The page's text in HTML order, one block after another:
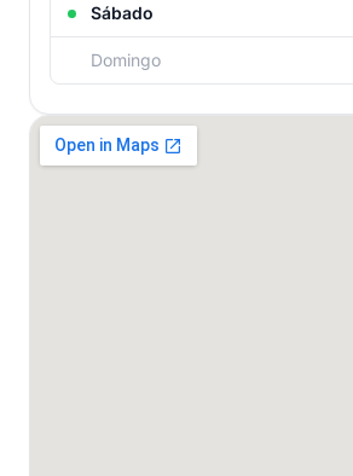
Sábado
Domingo